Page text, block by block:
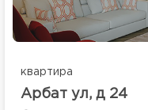
квартира
Арбат ул, д 24